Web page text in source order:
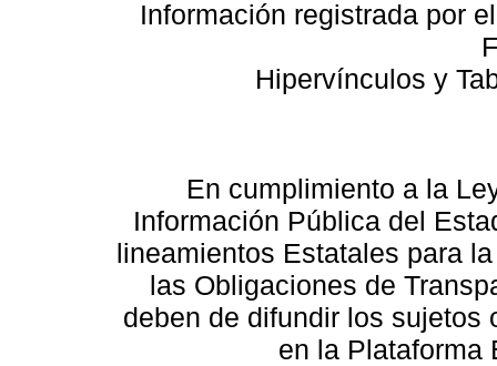
Información registrada por
Hipervínculos y
En cumplimiento a la
Información Pública del
lineamientos Estatales para
las Obligaciones de
deben de difundir los sujetos
en la Plataforma